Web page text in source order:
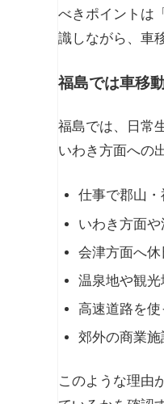
べきポイントは
識しながら、車
福島では車移
福島では、日常
いわき方面への
仕事で郡山
いわき方面
会津方面へ
温泉地や観
高速道路を
郊外の商業
このような理由